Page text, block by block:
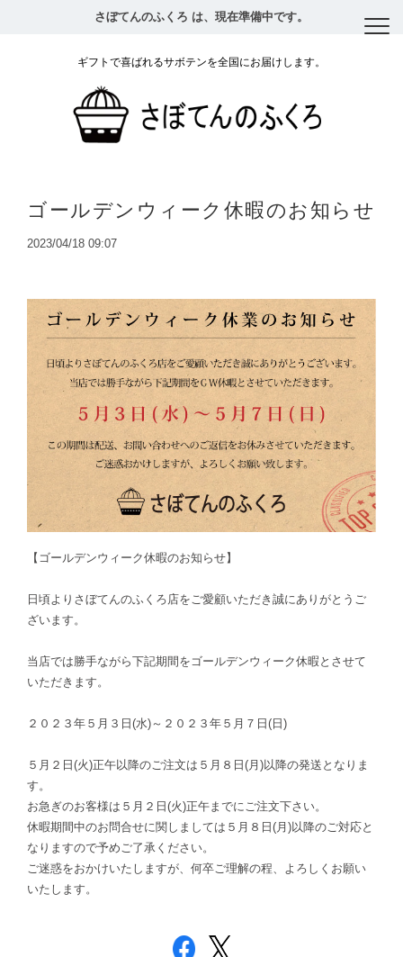
さぼてんのふくろ は、現在準備中です。
ギフトで喜ばれるサボテンを全国にお届けします。
ゴールデンウィーク休暇のお知らせ
2023/04/18 09:07
【ゴールデンウィーク休暇のお知らせ】
日頃よりさぼてんのふくろ店をご愛顧いただき誠にありがとうご
ざいます。
当店では勝手ながら下記期間をゴールデンウィーク休暇とさせて
いただきます。
２０２３年５月３日(水)～２０２３年５月７日(日)
５月２日(火)正午以降のご注文は５月８日(月)以降の発送となりま
す。
お急ぎのお客様は５月２日(火)正午までにご注文下さい。
休暇期間中のお問合せに関しましては５月８日(月)以降のご対応と
なりますので予めご了承ください。
ご迷惑をおかけいたしますが、何卒ご理解の程、よろしくお願い
いたします。